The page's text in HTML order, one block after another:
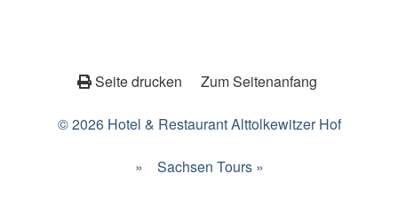
Seite drucken Zum Seitenanfang
© 2026 Hotel & Restaurant Alttolkewitzer Hof
» Sachsen Tours »